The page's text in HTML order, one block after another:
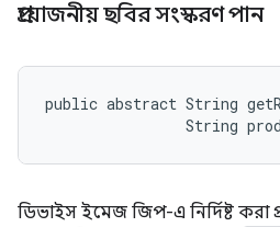
প্রয়োজনীয় ছবির সংস্করণ পান
public abstract String
String
ডিভাইস ইমেজ জিপ-এ নির্দিষ্ট